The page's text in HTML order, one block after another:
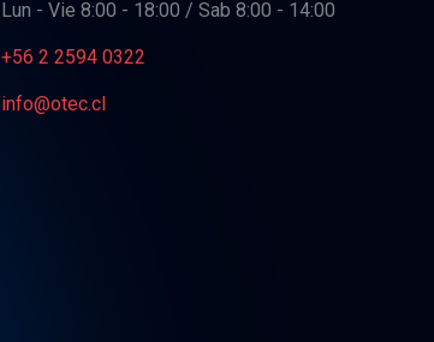
Lun - Vie 8:00 - 18:00 / Sab 8:00 - 14:00
+56 2 2594 0322
info@otec.cl